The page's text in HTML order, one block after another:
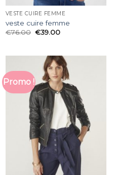
VESTE CUIRE FEMME
veste cuire femme
€76.00 €39.00
Promo !